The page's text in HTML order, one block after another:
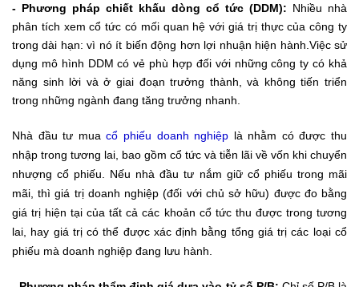
- Phương pháp chiết khấu dòng cổ tức (DDM): Nhiều nhà
phân tích xem cổ tức có mối quan hệ với giá trị thực của công ty
trong dài hạn: vì nó ít biến động hơn lợi nhuận hiện hành.Việc sử
dụng mô hình DDM có vẻ phù hợp đối với những công ty có khả
năng sinh lời và ở giai đoạn trưởng thành, và không tiến triển
trong những ngành đang tăng trưởng nhanh.
Nhà đầu tư muacổ phiếu doanh nghiệp là nhằm có được thu
nhập trong tương lai, bao gồm cổ tức và tiễn lãi về vốn khi chuyển
nhượng cổ phiếu. Nếu nhà đầu tư nắm giữ cổ phiếu trong mãi
mãi, thì giá trị doanh nghiệp (đối với chủ sở hữu) được đo bằng
giá trị hiện tại của tất cả các khoản cổ tức thu được trong tương
lai, hay giá trị có thể được xác định bằng tổng giá trị các loại cổ
phiếu mà doanh nghiệp đang lưu hành.